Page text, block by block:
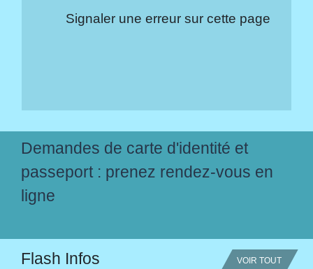
Signaler une erreur sur cette page
Demandes de carte d'identité et
passeport : prenez rendez-vous en
ligne
Flash Infos VOIR TOUT